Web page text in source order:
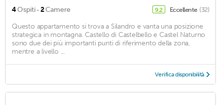
4Ospiti · 2Camere 9,2 Eccellente (32)
Questo appartamento si trova a Silandro e vanta una posizione
strategica in montagna. Castello di Castelbello e Castel Naturno
sono due dei più importanti punti di riferimento della zona,
mentre a livello ...
Verifica disponibilità